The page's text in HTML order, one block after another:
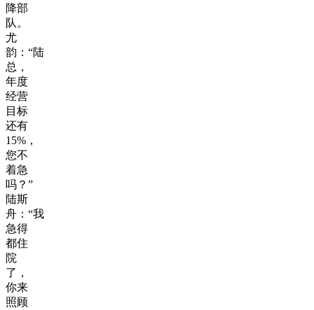
降部
队。
尤
韵：“陆
总，
年度
经营
目标
还有
15%，
您不
着急
吗？”
陆斯
舟：“我
急得
都住
院
了，
你来
照顾